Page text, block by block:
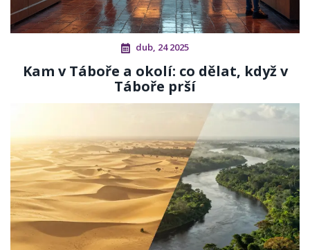
dub, 24 2025
Kam v Táboře a okolí: co dělat, když v
Táboře prší